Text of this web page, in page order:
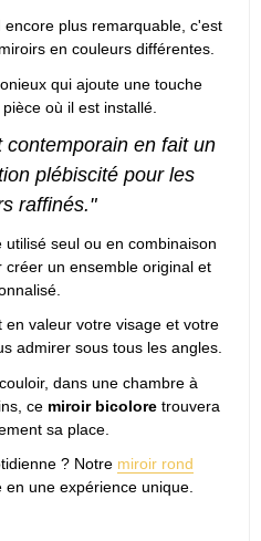
encore plus remarquable, c'est
en couleurs différentes.
qui ajoute une touche
où il est installé.
contemporain en fait un
plébiscité pour les
raffinés."
utilisé seul ou en combinaison
un ensemble original et
en valeur votre visage et votre
admirer sous tous les angles.
dans une chambre à
ce miroir bicoloretrouvera
sa place.
? Notre miroir rond
une expérience unique.